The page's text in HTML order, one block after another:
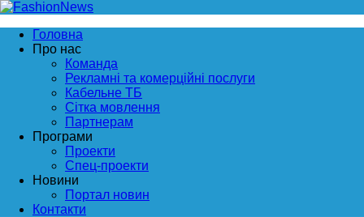
Головна
Про нас
Команда
Рекламні та комерційні послуги
Кабельне ТБ
Сітка мовлення
Партнерам
Програми
Проекти
Спец-проекти
Новини
Портал новин
Контакти